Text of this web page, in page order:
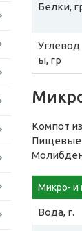
Белки,
Углевод
ы, гр
Компот
Пищевые
Микро- и
Вода, г.